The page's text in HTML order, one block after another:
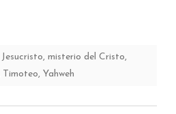
Jesucristo, misterio del Cristo,
Timoteo, Yahweh